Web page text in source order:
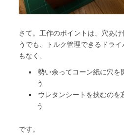
さて。工作のポイントは、穴あ
うでも、トルク管理できるドラ
もなく、
勢い余ってコーン紙に穴を
う
ウレタンシートを挟むのを
う
です。